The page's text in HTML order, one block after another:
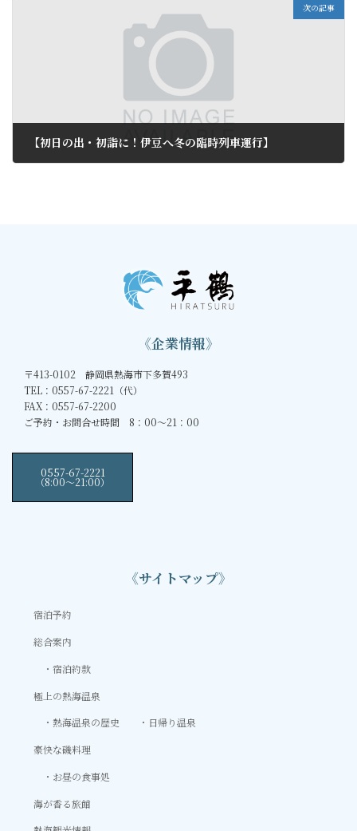
次の記事
【初日の出・初詣に！伊豆へ冬の臨時列車運行】
《企業情報》
〒413-0102 静岡県熱海市下多賀493
TEL：0557-67-2221（代）
FAX：0557-67-2200
ご予約・お問合せ時間 8：00～21：00
0557-67-2221
（8:00〜21:00）
《サイトマップ》
宿泊予約
総合案内
宿泊約款
極上の熱海温泉
熱海温泉の歴史
日帰り温泉
豪快な磯料理
お昼の食事処
海が香る旅館